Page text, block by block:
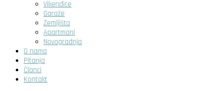
Vikendice
Garaže
Zemljišta
Apartmani
Novogradnja
O nama
Pitanja
Članci
Kontakt